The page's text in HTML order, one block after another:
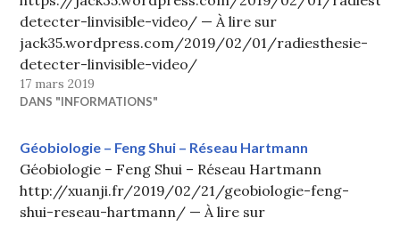
detecter-linvisible-video/ — À lire sur
jack35.wordpress.com/2019/02/01/radiesthesie-
detecter-linvisible-video/
17 mars 2019
DANS "INFORMATIONS"
Géobiologie – Feng Shui – Réseau Hartmann
Géobiologie – Feng Shui – Réseau Hartmann
http://xuanji.fr/2019/02/21/geobiologie-feng-
shui-reseau-hartmann/ — À lire sur